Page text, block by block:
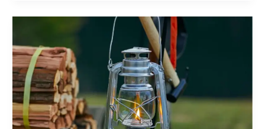
og
lys
opp
natten:
Tips
for